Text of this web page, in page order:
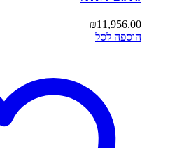
₪11,956.00
הוספה לסל